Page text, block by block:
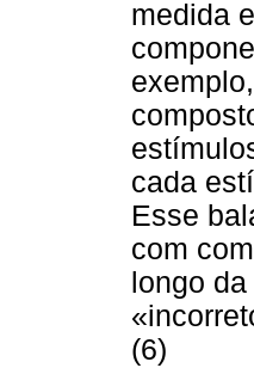
medida
cada
Esse
com
longo
(6)